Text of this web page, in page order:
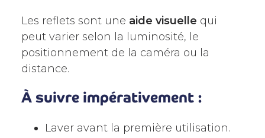
Les reflets sont une aide visuelle qui
peut varier selon la luminosité, le
positionnement de la caméra ou la
distance.
À suivre impérativement :
Laver avant la première utilisation.